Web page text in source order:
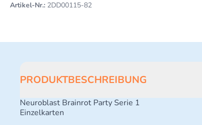
Artikel-Nr.: 2DD00115-82
PRODUKTBESCHREIBUNG
Neuroblast Brainrot Party Serie 1
Einzelkarten